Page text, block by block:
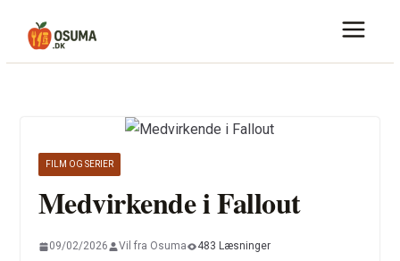
FILM OG SERIER
Medvirkende i Fallout
09/02/2026 Vil fra Osuma 483 Læsninger